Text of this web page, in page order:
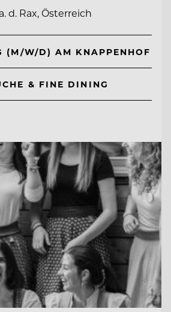
d. Rax, Österreich
(M/W/D) AM KNAPPENHOF
& FINE DINING